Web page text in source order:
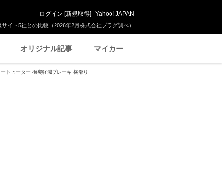
イト5社との比較（2026年2月株式会社プラグ調べ）
ログイン [新規取得] Yahoo! JAPAN
オリジナル記事 マイカー
トヒーター 衝突軽減ブレーキ 横滑り